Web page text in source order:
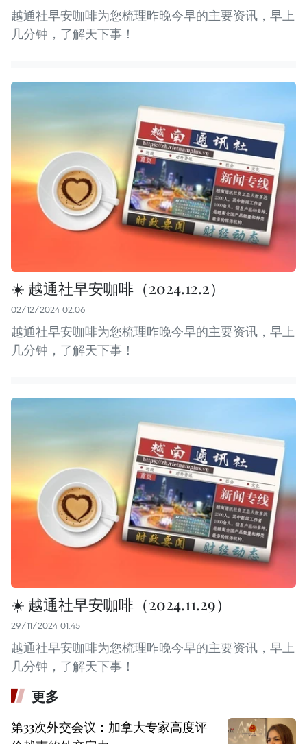
越通社早安咖啡为您梳理昨晚今早的主要资讯，早上
几分钟，了解天下事！
☀️ 越通社早安咖啡（2024.12.2）
02/12/2024 02:06
越通社早安咖啡为您梳理昨晚今早的主要资讯，早上
几分钟，了解天下事！
☀️ 越通社早安咖啡（2024.11.29）
29/11/2024 01:45
越通社早安咖啡为您梳理昨晚今早的主要资讯，早上
几分钟，了解天下事！
更多
第33次外交会议：加拿大专家高度评